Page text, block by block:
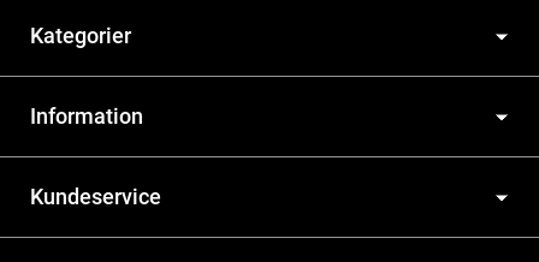
Kategorier
Information
Kundeservice